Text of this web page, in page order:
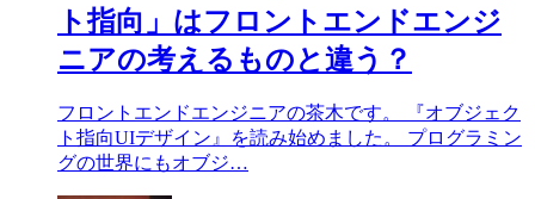
ト指向」はフロントエンドエンジ
ニアの考えるものと違う？
フロントエンドエンジニアの茶木です。 『オブジェク
ト指向UIデザイン』を読み始めました。 プログラミン
グの世界にもオブジ…